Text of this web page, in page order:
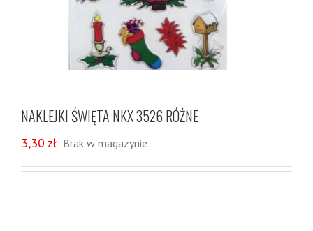
NAKLEJKI ŚWIĘTA NKX 3526 RÓŻNE
3,30 zł Brak w magazynie